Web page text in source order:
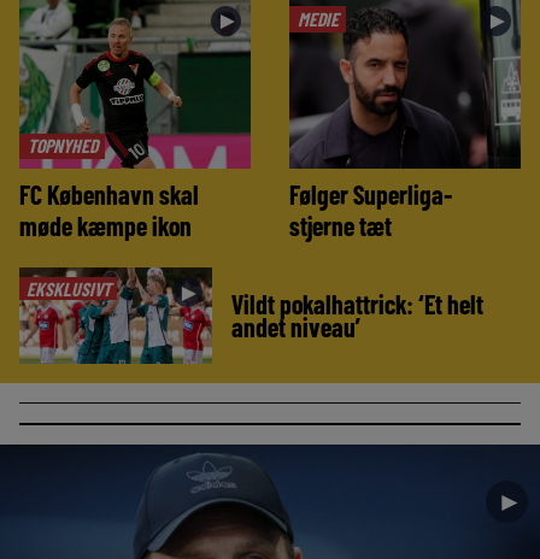
TOPNYHED
►
FC København skal
møde kæmpe ikon
MEDIE ►
Følger Superliga-
stjerne tæt
EKSKLUSIVT ► Vildt pokalhattrick: ‘Et helt
andet niveau’
►